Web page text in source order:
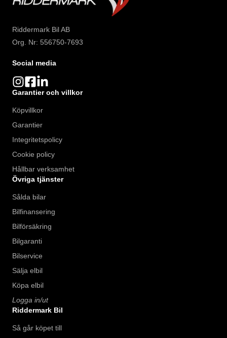
Riddermark Bil AB
Org. Nr: 556750-7693
Social media
Garantier och villkor
Köpvillkor
Garantier
Integritetspolicy
Cookie policy
Hållbar verksamhet
Övriga tjänster
Sålda bilar
Bilfinansering
Bilförsäkring
Bilgaranti
Bilservice
Sälja elbil
Köpa elbil
Logga in/ut
Riddermark Bil
Så går köpet till